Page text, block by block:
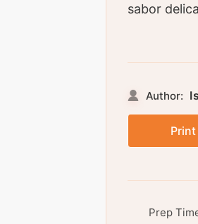
sabor
Author:
Print
Prep